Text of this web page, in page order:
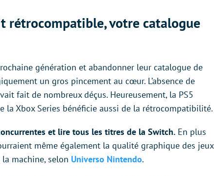
rétrocompatible, votre catalogue
génération et abandonner leur catalogue de
un gros pincement au cœur. L’absence de
fait de nombreux déçus. Heureusement, la PS5
la Xbox Series bénéficie aussi de la rétrocompatibilité.
et lire tous les titres de la Switch. En plus
même également la qualité graphique des jeux
machine, selon Universo Nintendo.